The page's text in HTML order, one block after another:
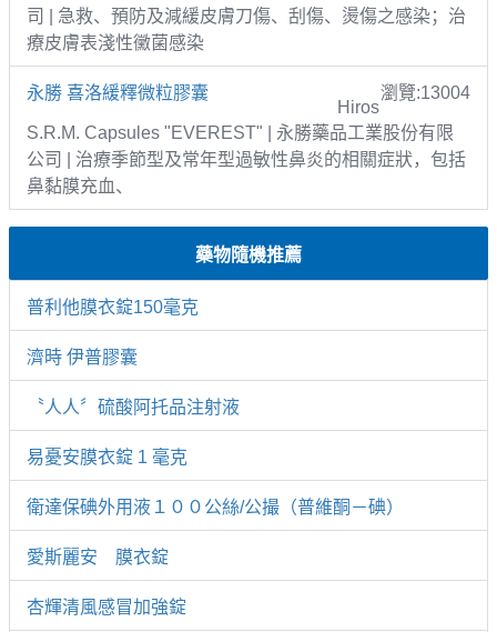
司 | 急救、預防及減緩皮膚刀傷、刮傷、燙傷之感染；治
療皮膚表淺性黴菌感染
永勝 喜洛緩釋微粒膠囊 瀏覽:13004
Hiros
S.R.M. Capsules "EVEREST" | 永勝藥品工業股份有限
公司 | 治療季節型及常年型過敏性鼻炎的相關症狀，包括
鼻黏膜充血、
藥物隨機推薦
普利他膜衣錠150毫克
濟時 伊普膠囊
〝人人〞硫酸阿托品注射液
易憂安膜衣錠 1 毫克
衛達保碘外用液１００公絲/公撮（普維酮－碘）
愛斯麗安 膜衣錠
杏輝清風感冒加強錠